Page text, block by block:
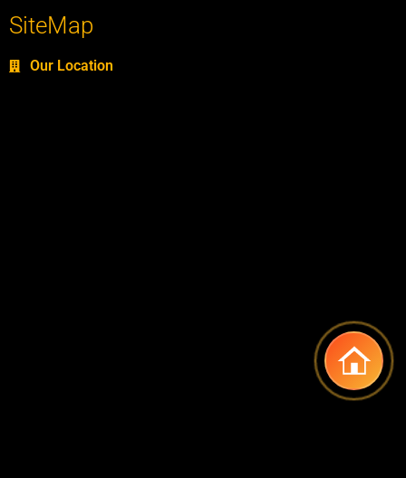
SiteMap
Our Location